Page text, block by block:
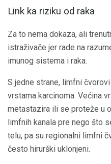
Link ka riziku od raka
Za to nema dokaza, ali
istraživače jer rade na
imunog sistema i raka.
S jedne strane, limfni
vrstama karcinoma. Većina
metastazira ili se proteže u
limfnih kanala pre nego što
telu, pa su regionalni limfni
često hirurški uklonjeni.